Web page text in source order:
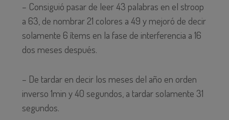
– Consiguió pasar de leer 43 palabras en el stroop
a 63, de nombrar 21 colores a 49 y mejoró de decir
solamente 6 ítems en la fase de interferencia a 16
dos meses después.
– De tardar en decir los meses del año en orden
inverso 1min y 40 segundos, a tardar solamente 31
segundos.